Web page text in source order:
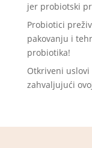
jer probiotski
Probiotici
pakovanju i
probiotika!
Otkriveni
zahvaljujući